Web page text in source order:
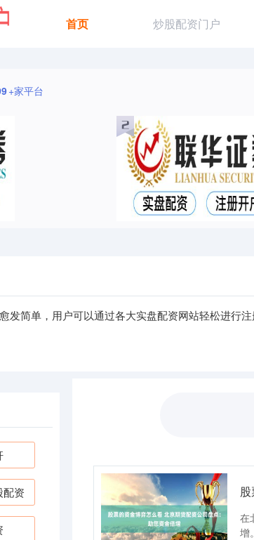
首页 炒股配资门户
+家平台
发简单，用户可以通过各大实盘配资网站轻松进行
在
增
配资